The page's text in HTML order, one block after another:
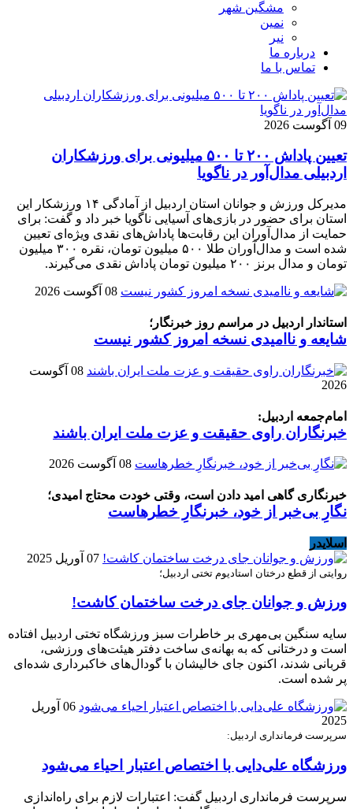
مشگین شهر
نمین
نیر
درباره ما
تماس با ما
09 آگوست 2026
تعیین پاداش ۲۰۰ تا ۵۰۰ میلیونی برای ورزشکاران
اردبیلی مدال‌آور در ناگویا
مدیرکل ورزش و جوانان استان اردبیل از آمادگی ۱۴ ورزشکار این
استان برای حضور در بازی‌های آسیایی ناگویا خبر داد و گفت: برای
حمایت از مدال‌آوران این رقابت‌ها پاداش‌های نقدی ویژه‌ای تعیین
شده است و مدال‌آوران طلا ۵۰۰ میلیون تومان، نقره ۳۰۰ میلیون
تومان و مدال برنز ۲۰۰ میلیون تومان پاداش نقدی می‌گیرند.
08 آگوست 2026
استاندار اردبیل در مراسم روز خبرنگار؛
شایعه و ناامیدی نسخه امروز کشور نیست
08 آگوست
2026
امام‌جمعه اردبیل:
خبرنگاران راوی حقیقت و عزت ملت ایران باشند
08 آگوست 2026
خبرنگاری گاهی امید دادن است، وقتی خودت محتاج امیدی؛
نگارِ بی‌خبر از خود، خبرنگارِ خطرهاست
اسلایدر
07 آوریل 2025
روایتی از قطع درختان استادیوم تختی اردبیل؛
ورزش و جوانان جای درخت ساختمان کاشت!
سایه‌ سنگین بی‌مهری بر خاطرات سبز ورزشگاه تختی اردبیل افتاده
است و درختانی که به بهانه‌ی ساخت دفتر هیئت‌های ورزشی،
قربانی شدند، اکنون جای خالیشان با گودال‌های خاکبرداری شده‌ای
پر شده است.
06 آوریل
2025
سرپرست فرمانداری اردبیل:
ورزشگاه علی‌دایی با اختصاص اعتبار احیاء می‌شود
سرپرست فرمانداری اردبیل گفت: اعتبارات لازم برای راه‌اندازی